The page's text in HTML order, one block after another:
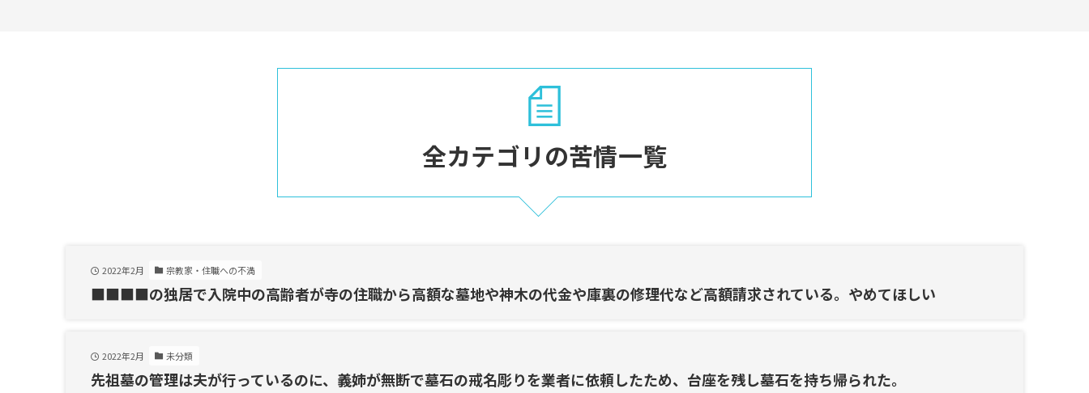
全カテゴリの苦情一覧
2022年2月 宗教家・住職への不満
■■■■の独居で入院中の高齢者が寺の住職から高額な墓地や神木の代金や庫裏の修理代など高額請求されている。やめてほしい
2022年2月 未分類
先祖墓の管理は夫が行っているのに、義姉が無断で墓石の戒名彫りを業者に依頼したため、台座を残し墓石を持ち帰られた。